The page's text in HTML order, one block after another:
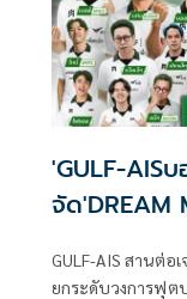
'GULF-AIS
จัด'DREAM
GULF-AIS สานต่
ยกระดับวงการฟุต